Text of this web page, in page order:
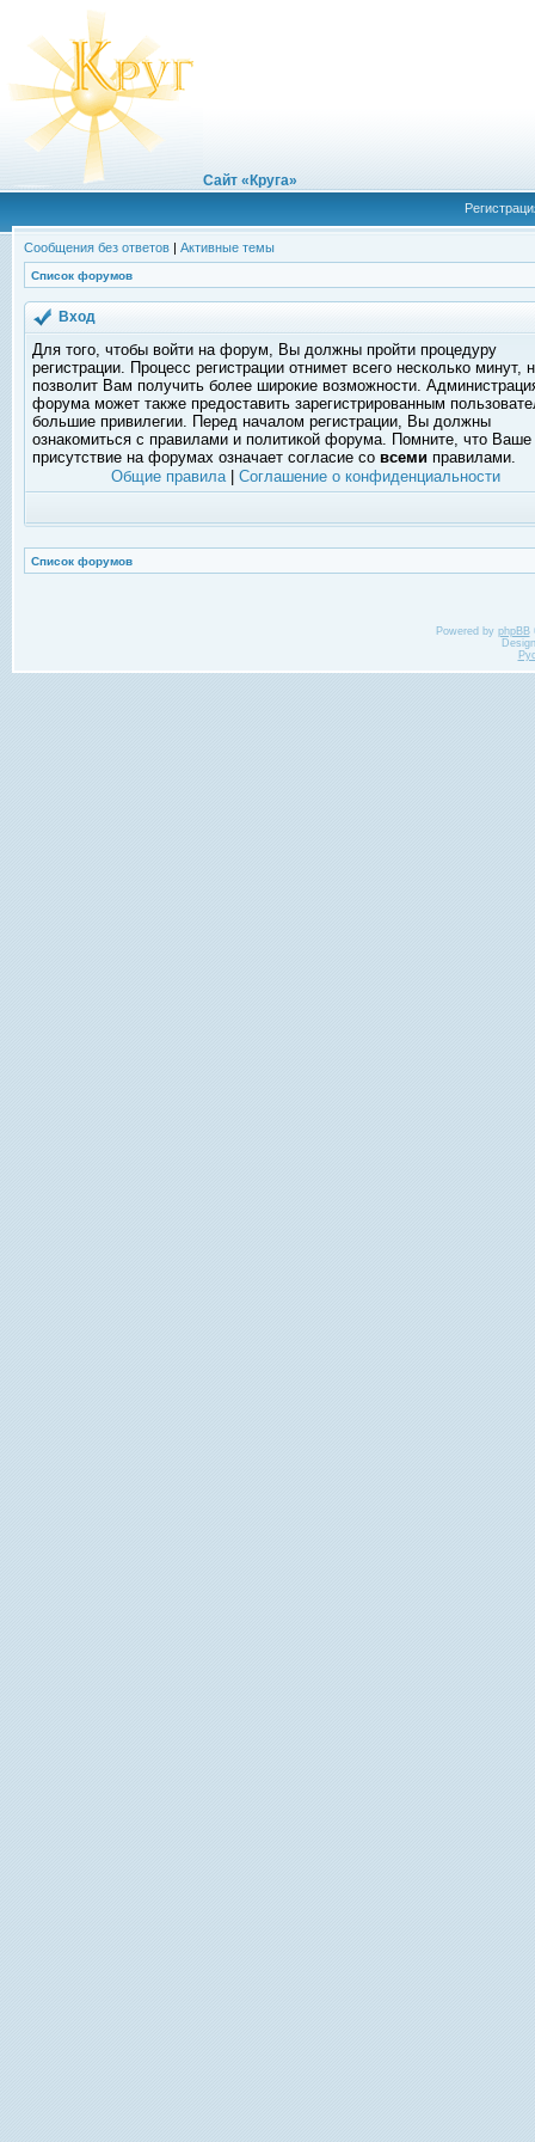
Сайт «Круга»
Сообщения без ответов | Активные темы
Список форумов
Вход
Для того, чтобы войти на форум, Вы должны пройти процедуру
регистрации. Процесс регистрации отнимет всего несколько минут,
позволит Вам получить более широкие возможности.
форума может также предоставить зарегистрированным
большие привилегии. Перед началом регистрации, Вы должны
ознакомиться с правилами и политикой форума. Помните, что Ваше
присутствие на форумах означает согласие со всеми правилами.
Общие правила| Соглашение о конфиденциальности
Список форумов
Powered by phpBB